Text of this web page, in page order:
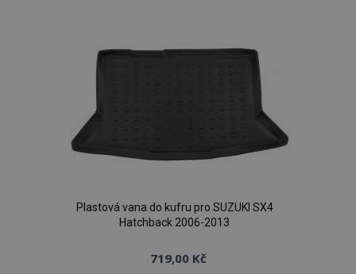
Plastová vana do kufru pro SUZUKI SX4
Hatchback 2006-2013
719,00 Kč